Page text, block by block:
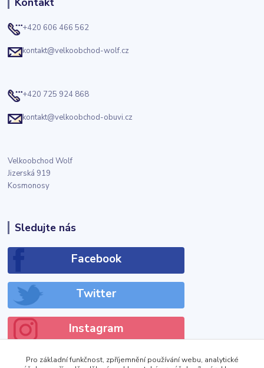
+420 606 466 562
kontakt@velkoobchod-wolf.cz
+420 725 924 868
kontakt@velkoobchod-obuvi.cz
Velkoobchod Wolf
Jizerská 919
Kosmonosy
Sledujte nás
Facebook
Twitter
Instagram
Pro základní funkčnost, zpříjemnění používání webu, analytické